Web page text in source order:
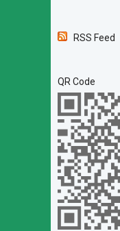
RSS Feed
QR Code